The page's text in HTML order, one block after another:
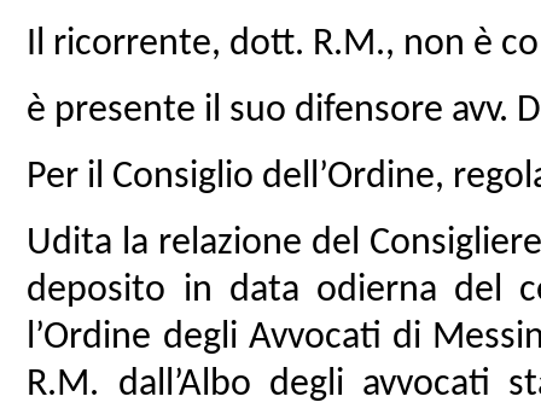
Il ricorrente, dott. R.M., non è
è presente il suo difensore avv.
Per il Consiglio dell’Ordine,
Udita la relazione del
deposito in data odierna del
l’Ordine degli Avvocati di
R.M. dall’Albo degli avvocati